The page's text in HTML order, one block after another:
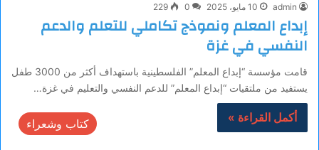
admin 10 مايو، 2025 0
229
إبداع المعلم ونموذج تكاملي للتعلم والدعم
النفسي في غزة
قامت مؤسسة “إبداع المعلم” الفلسطينية باستهداف أكثر من 3000 طفل
يستفيد من ملتقيات “إبداع المعلم” للدعم النفسي والتعليم في غزة…
أكمل القراءة » كتاب وشعراء